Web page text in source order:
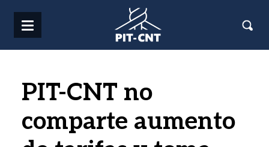
PIT-CNT no
comparte aumento